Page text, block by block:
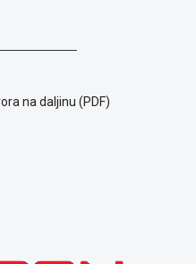
na daljinu (PDF)